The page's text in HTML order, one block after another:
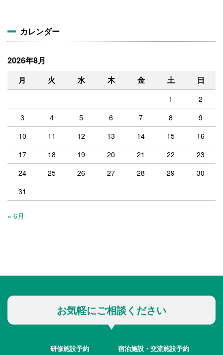
カレンダー
2026年8月
月 火 水 木 金 土 日
1
2
3
4 5 6 7 8
9
10
11 12 13 14 15
16
17
18 19 20 21 22
23
24
25 26 27 28 29
30
31
« 6月
お気軽にご相談ください
研修施設予約 宿泊施設・交流施設予約